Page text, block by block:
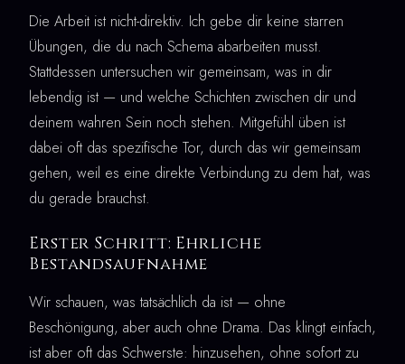
Die Arbeit ist nicht-direktiv. Ich gebe dir keine starren
Übungen, die du nach Schema abarbeiten musst.
Stattdessen untersuchen wir gemeinsam, was in dir
lebendig ist — und welche Schichten zwischen dir und
deinem wahren Sein noch stehen. Mitgefühl üben ist
dabei oft das spezifische Tor, durch das wir gemeinsam
gehen, weil es eine direkte Verbindung zu dem hat, was
du gerade brauchst.
Erster Schritt: Ehrliche
Bestandsaufnahme
Wir schauen, was tatsächlich da ist — ohne
Beschönigung, aber auch ohne Drama. Das klingt einfach,
ist aber oft das Schwerste: hinzusehen, ohne sofort zu